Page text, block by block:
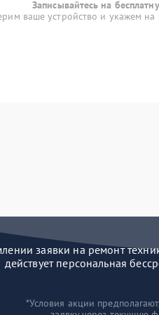
Записывайтесь на
ваше устройство и укажем на
заявки на ремонт
действует персональная
*Условия акции